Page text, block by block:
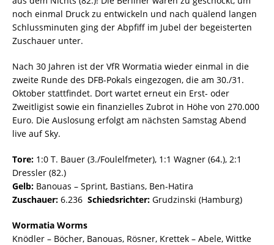
noch einmal Druck zu entwickeln und nach quälend langen
Schlussminuten ging der Abpfiff im Jubel der begeisterten
Zuschauer unter.
Nach 30 Jahren ist der VfR Wormatia wieder einmal in die
zweite Runde des DFB-Pokals eingezogen, die am 30./31.
Oktober stattfindet. Dort wartet erneut ein Erst- oder
Zweitligist sowie ein finanzielles Zubrot in Höhe von 270.000
Euro. Die Auslosung erfolgt am nächsten Samstag Abend
live auf Sky.
Tore: 1:0 T. Bauer (3./Foulelfmeter), 1:1 Wagner (64.), 2:1
Dressler (82.)
Gelb: Banouas – Sprint, Bastians, Ben-Hatira
Zuschauer: 6.236 Schiedsrichter: Grudzinski (Hamburg)
Wormatia Worms
Knödler – Böcher, Banouas, Rösner, Krettek – Abele, Wittke